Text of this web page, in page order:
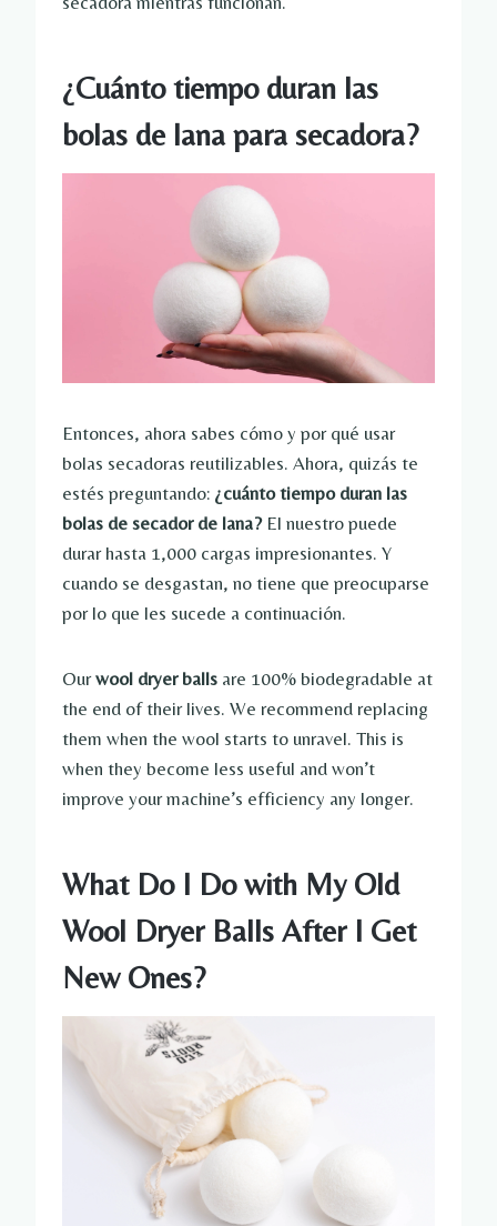
¿Cuánto tiempo duran las
bolas de lana para secadora?
Entonces, ahora sabes cómo y por qué usar
bolas secadoras reutilizables. Ahora, quizás te
estés preguntando: ¿cuánto tiempo duran las
bolas de secador de lana? El nuestro puede
durar hasta 1,000 cargas impresionantes. Y
cuando se desgastan, no tiene que preocuparse
por lo que les sucede a continuación.
Ourwool dryer balls are 100% biodegradable at
the end of their lives. We recommend replacing
them when the wool starts to unravel. This is
when they become less useful and won’t
improve your machine’s efficiency any longer.
What Do I Do with My Old
Wool Dryer Balls After I Get
New Ones?